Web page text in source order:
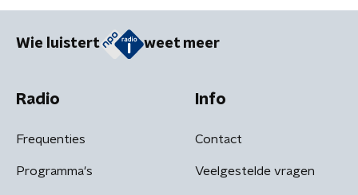
Wie luistert weet meer
Radio
Frequenties
Programma's
Info
Contact
Veelgestelde vragen